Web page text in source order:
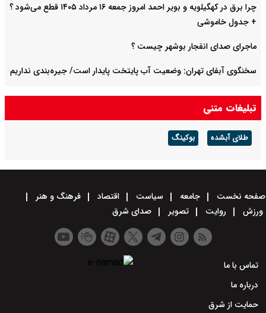
چرا برق در کهگیلویه و بویر احمد امروز جمعه ۱۶ مرداد ۱۴۰۵ قطع می‌شود ؟
+ جدول خاموشی
ماجرای صدای انفجار بوشهر چیست ؟
سخنگوی آبفای تهران: وضعیت آب پایتخت پایدار است/ جیره‌بندی نداریم
پیش بینی هوای کرمان فردا ۱۶ مرداد ۱۴۰۵/ وزش باد شدید و رگبار باران در
پیش است
تبلیغات متنی
طلای آبشده بوکینگ
صفحه نخست جامعه سیاست اقتصاد
فرهنگ و هنر
ورزش
روایت تصویر صدای شرق
تماس با ما
درباره ما
حمایت از شرق